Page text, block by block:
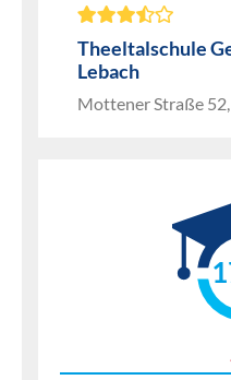
Theeltalschule
Lebach
Mottener Straße